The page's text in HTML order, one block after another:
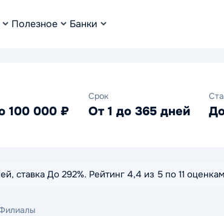
Полезное Банки
100 000 ₽
Срок
От 1 до 365 дней
До 292%. Рейтинг 4,4 из 5 по 11